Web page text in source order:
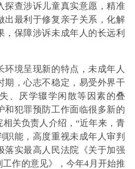
探查涉诉儿童真实意愿，精准
出最利于修复亲子关系，化解
，保障涉诉未成年人的长远利
环境呈现新的特点，未成年人
期，心志不稳定，易受外界干
、厌学辍学闲散等因素的叠
和犯罪预防工作面临很多新的
关负责人介绍，“近年来，青
职能，高度重视未成年人审判
落实最高人民法院《关于加强
作的意见》，今年4月开始推